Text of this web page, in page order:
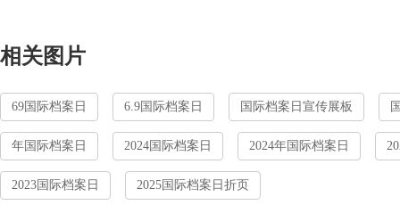
相关图片
69国际档案日 6.9国际档案日 国际档案日宣传展板
年国际档案日 2024国际档案日 2024年国际档案日
2023国际档案日 2025国际档案日折页